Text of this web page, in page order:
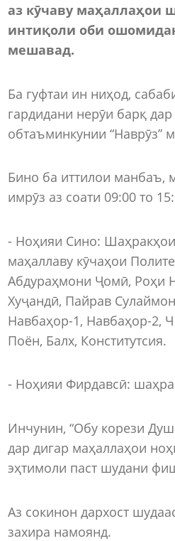
аз кӯчаву маҳаллаҳои
интиқоли оби
мешавад.
Ба гуфтаи ин ниҳод,
гардидани нерӯи барқ дар
обтаъминкунии “Наврӯз”
Бино ба иттилои манбаъ,
имрӯз аз соати 09:00 то
- Ноҳияи Сино: Шаҳракҳои
маҳаллаву кӯчаҳои
Абдураҳмони Ҷомӣ, Роҳи
Хуҷандӣ, Пайрав
Навбаҳор-1, Навбаҳор-2,
Поён, Балх, Конститутсия.
- Ноҳияи Фирдавсӣ:
Инчунин, “Обу корези
дар дигар маҳаллаҳои
эҳтимоли паст шудани
Аз сокинон дархост
захира намоянд.